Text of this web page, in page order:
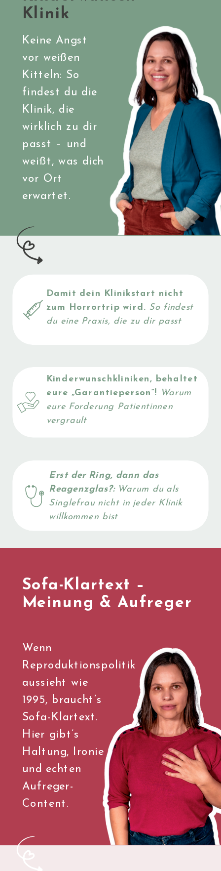
Keine Angst
vor weißen
Kitteln: So
findest du die
Klinik, die
wirklich zu dir
passt – und
weißt, was dich
vor Ort
erwartet.
Klinik
JETZT
LESEN
Damit dein Klinikstart nicht
zum Horrortrip wird. So findest
du eine Praxis, die zu dir passt
Erst der Ring, dann das
Reagenzglas?: Warum du als
Singlefrau nicht in jeder Klinik
willkommen bist
Kinderwunschkliniken, behaltet
eure „Garantieperson“!
Warum
eure Forderung Patientinnen
vergrault
Wenn
Reproduktionspolitik
aussieht wie
1995, braucht’s
Sofa-Klartext.
Hier gibt’s
Haltung, Ironie
und echten
Aufreger-
Content.
Sofa-Klartext –
Meinung & Aufreger